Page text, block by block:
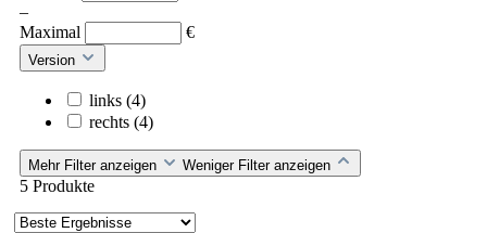
–
Maximal
€
Version
links (4)
rechts (4)
Mehr Filter anzeigen Weniger Filter anzeigen
5 Produkte